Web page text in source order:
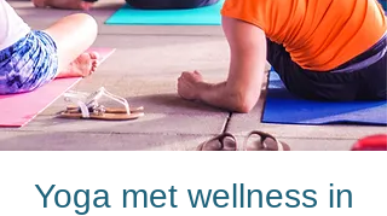
Yoga met wellness in